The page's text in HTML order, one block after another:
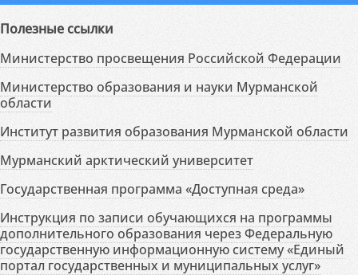
Полезные ссылки
Министерство просвещения Российской Федерации
Министерство образования и науки Мурманской
области
Институт развития образования Мурманской области
Мурманский арктический университет
Государственная программа «Доступная среда»
Инструкция по записи обучающихся на программы
дополнительного образования через Федеральную
государственную информационную систему «Единый
портал государственных и муниципальных услуг»